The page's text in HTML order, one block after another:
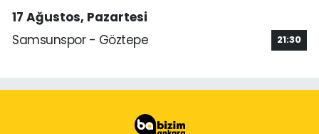
17 Ağustos, Pazartesi
Samsunspor - Göztepe
21:30